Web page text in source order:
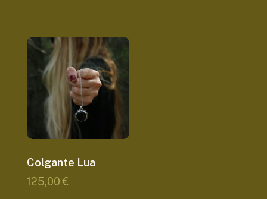
Colgante Lua
125,00€